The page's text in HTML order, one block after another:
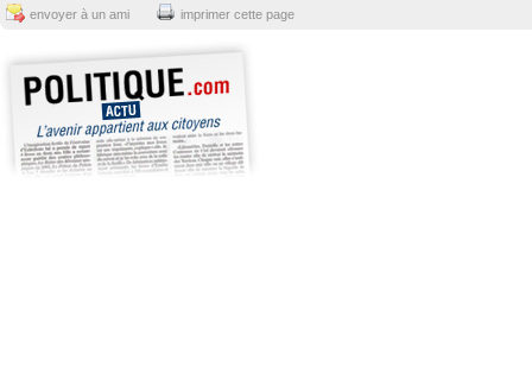
envoyer à un ami imprimer cette page